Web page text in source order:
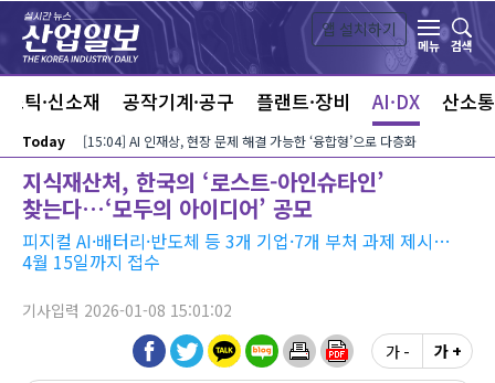
본문 바로가기
앱 설치하기
메뉴
검색
틱·신소재 공작기계·공구 플랜트·장비 AI·DX 산소통
Today [15:04] AI 인재상, 현장 문제 해결 가능한 ‘융합형’으로 다층화
지식재산처, 한국의 ‘로스트-아인슈타인’
찾는다…‘모두의 아이디어’ 공모
피지컬 AI·배터리·반도체 등 3개 기업·7개 부처 과제 제시…
4월 15일까지 접수
기사입력 2026-01-08 15:01:02
가 - 가 +